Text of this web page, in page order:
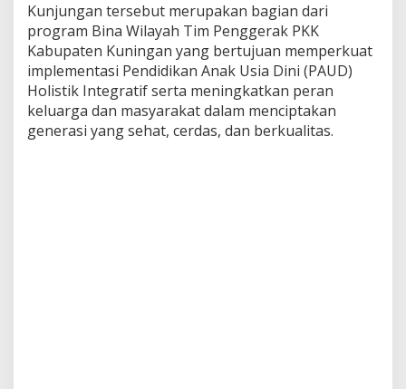
Kunjungan tersebut merupakan bagian dari
program Bina Wilayah Tim Penggerak PKK
Kabupaten Kuningan yang bertujuan memperkuat
implementasi Pendidikan Anak Usia Dini (PAUD)
Holistik Integratif serta meningkatkan peran
keluarga dan masyarakat dalam menciptakan
generasi yang sehat, cerdas, dan berkualitas.